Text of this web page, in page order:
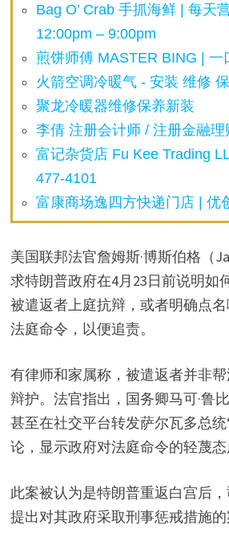
Bag O’ Crab 手抓海鲜 | 每天
12:00pm – 9:00pm
煎饼师傅 MASTER BING | 一
火箭空调冷暖气 - 安装 维修
聚龙冷暖器维修保养新装
李倩 注册会计师 / 注册金融理
富记杂货店 Fu Kee Trading
477-4101
富康商场逸四方快递门店 | 优
美国联邦法官詹姆斯·博斯伯格（
求特朗普政府在4月23日前说明如
被遣返者上庭抗辩，或者明确点
法庭命令，以便追责。
有律师和家属称，被遣返者并非
辩护。法官指出，国务卿马可·鲁比
甚至在社交平台转发萨尔瓦多总
论，显示政府对法庭命令的轻蔑态
此案被认为是特朗普重返白宫后
提出对其政府采取刑事惩戒措施的